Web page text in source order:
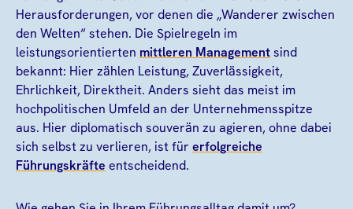
Herausforderungen, vor denen die „Wanderer zwischen
den Welten“ stehen. Die Spielregeln im
leistungsorientierten mittleren Managementsind
bekannt: Hier zählen Leistung, Zuverlässigkeit,
Ehrlichkeit, Direktheit. Anders sieht das meist im
hochpolitischen Umfeld an der Unternehmensspitze
aus. Hier diplomatisch souverän zu agieren, ohne dabei
sich selbst zu verlieren, ist für erfolgreiche
Führungskräfte entscheidend.